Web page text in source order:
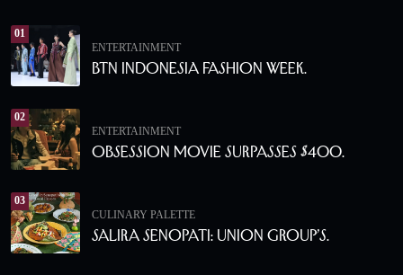
01
ENTERTAINMENT
BTN Indonesia Fashion Week.
02
ENTERTAINMENT
Obsession Movie Surpasses $400.
03
CULINARY PALETTE
Salira Senopati: Union Group’s.